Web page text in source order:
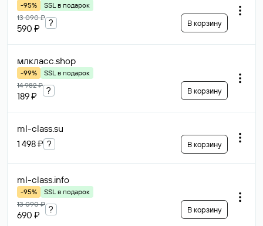
-95%
SSL в подарок
13 090 ₽
590 ₽
? В корзину
млкласс.shop
-99%
SSL в подарок
14 982 ₽
189 ₽
? В корзину
ml-class.su
1 498 ₽ ? В корзину
ml-class.info
-95%
SSL в подарок
13 090 ₽
690 ₽
? В корзину